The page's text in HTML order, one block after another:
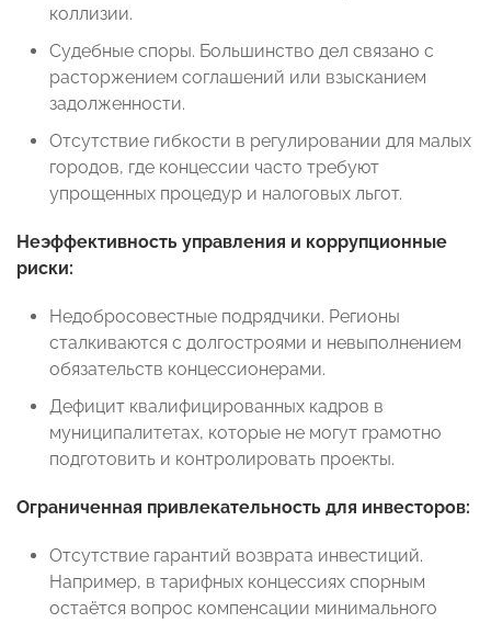
коллизии.
Судебные споры. Большинство дел связано с
расторжением соглашений или взысканием
задолженности.
Отсутствие гибкости в регулировании для малых
городов, где концессии часто требуют
упрощенных процедур и налоговых льгот.
Неэффективность управления и коррупционные
риски:
Недобросовестные подрядчики. Регионы
сталкиваются с долгостроями и невыполнением
обязательств концессионерами.
Дефицит квалифицированных кадров в
муниципалитетах, которые не могут грамотно
подготовить и контролировать проекты.
Ограниченная привлекательность для инвесторов:
Отсутствие гарантий возврата инвестиций.
Например, в тарифных концессиях спорным
остаётся вопрос компенсации минимального